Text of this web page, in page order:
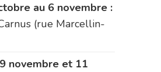
au 6 novembre :
(rue Marcellin-
novembre et 11